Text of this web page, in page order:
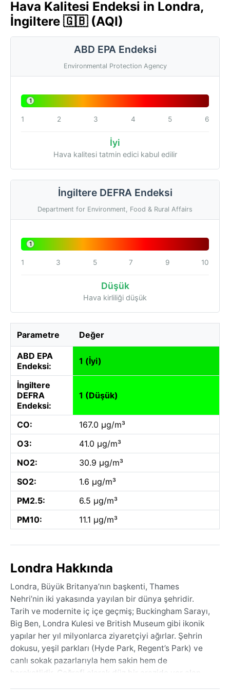
Hava Kalitesi Endeksi in Londra,
İngiltere 🇬🇧 (AQI)
ABD EPA Endeksi
Environmental Protection Agency
1
1 2 3 4 5 6
İyi
Hava kalitesi tatmin edici kabul edilir
İngiltere DEFRA Endeksi
Department for Environment, Food & Rural Affairs
1
1 3 5 7 9 10
Düşük
Hava kirliliği düşük
Parametre Değer
ABD EPA
Endeksi:
1 (İyi)
İngiltere
DEFRA
Endeksi:
1 (Düşük)
CO:
167.0 µg/m³
O3:
41.0 µg/m³
NO2:
30.9 µg/m³
SO2:
1.6 µg/m³
PM2.5:
6.5 µg/m³
PM10:
11.1 µg/m³
Londra Hakkında
Londra, Büyük Britanya’nın başkenti, Thames
Nehri’nin iki yakasında yayılan bir dünya şehridir.
Tarih ve modernite iç içe geçmiş; Buckingham Sarayı,
Big Ben, Londra Kulesi ve British Museum gibi ikonik
yapılar her yıl milyonlarca ziyaretçiyi ağırlar. Şehrin
dokusu, yeşil parkları (Hyde Park, Regent’s Park) ve
canlı sokak pazarlarıyla hem sakin hem de
hareketlidir. Coğrafi olarak düz bir arazide yer alan